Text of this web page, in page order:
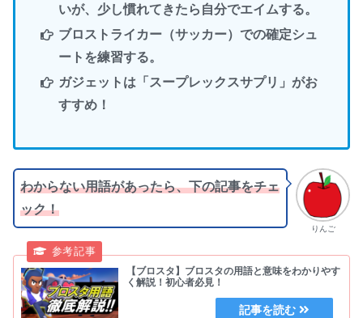
いが、少し慣れてきたら自分でエイムする。
ブロストライカー（サッカー）での確定シュ
ートを練習する。
ガジェットは「スープレックスサプリ」がお
すすめ！
りんご
わからない用語があったら、下の記事をチェ
ック！
【ブロスタ】ブロスタの用語と意味をわかりやす
く解説！初心者必見！